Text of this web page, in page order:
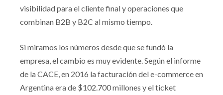
visibilidad para el cliente final y operaciones que
combinan B2B y B2C al mismo tiempo.
Si miramos los números desde que se fundó la
empresa, el cambio es muy evidente. Según el informe
de la CACE, en 2016 la facturación del e-commerce en
Argentina era de $102.700 millones y el ticket